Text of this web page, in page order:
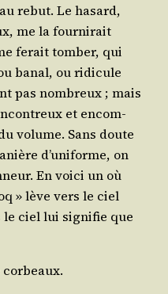
rebut. Le hasard,
me la four­ni­rait
ferait tom­ber, qui
banal, ou ridi­cule
pas nom­breux ; mais
et encom­
volume. Sans doute
d’u­ni­forme, on
En voi­ci un où
» lève vers le ciel
le ciel lui signi­fie que